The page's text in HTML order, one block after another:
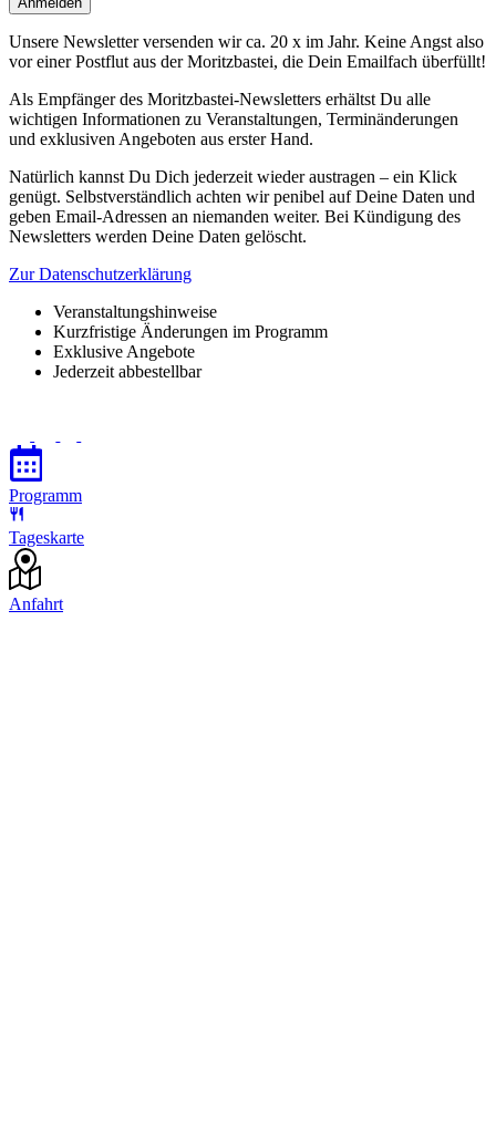
Unsere Newsletter versenden wir ca. 20 x im Jahr. Keine Angst also
vor einer Postflut aus der Moritzbastei, die Dein Emailfach überfüllt!
Als Empfänger des Moritzbastei-Newsletters erhältst Du alle
wichtigen Informationen zu Veranstaltungen, Terminänderungen
und exklusiven Angeboten aus erster Hand.
Natürlich kannst Du Dich jederzeit wieder austragen – ein Klick
genügt. Selbstverständlich achten wir penibel auf Deine Daten und
geben Email-Adressen an niemanden weiter. Bei Kündigung des
Newsletters werden Deine Daten gelöscht.
Zur Datenschutzerklärung
Veranstaltungshinweise
Kurzfristige Änderungen im Programm
Exklusive Angebote
Jederzeit abbestellbar
Programm
Tageskarte
Anfahrt